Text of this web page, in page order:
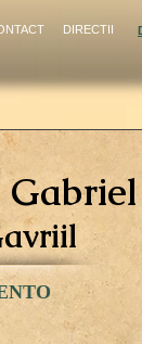
Gabriel
DIRECTII